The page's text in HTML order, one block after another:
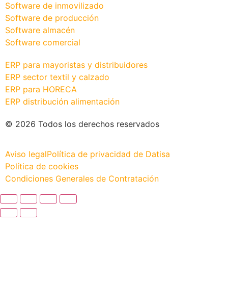
Software de inmovilizado
Software de producción
Software almacén
Software comercial
ERP para mayoristas y distribuidores
ERP sector textil y calzado
ERP para HORECA
ERP distribución alimentación
© 2026 Todos los derechos reservados
Aviso legalPolítica de privacidad de Datisa
Política de cookies
Condiciones Generales de Contratación